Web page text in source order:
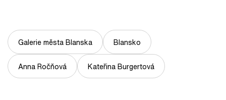
Galerie města Blanska Blansko
Anna Ročňová Kateřina Burgertová